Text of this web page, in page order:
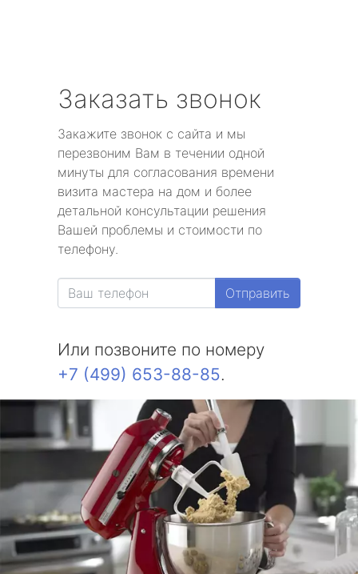
Заказать звонок
Закажите звонок с сайта и мы
перезвоним Вам в течении одной
минуты для согласования времени
визита мастера на дом и более
детальной консультации решения
Вашей проблемы и стоимости по
телефону.
Отправить
Или позвоните по номеру
+7 (499) 653-88-85.